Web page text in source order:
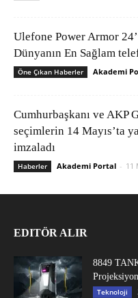
Ulefone Power Armor
Dünyanın En Sağlam
Öne Çıkan Haberler Akademi
Cumhurbaşkanı ve AKP
seçimlerin 14 Mayıs’ta
imzaladı
Haberler Akademi Portal - 11
EDITÖR ALIR
8849
Teknoloji